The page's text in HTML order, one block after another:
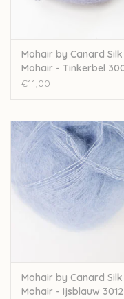
vesten, sjaals en
kleine collectie volop
fairtrade produceren
Nld 2,5-5mm
72% Kidmohair–28%
Handwas
Let op: de kleur op
Mohair by Canard Silk
Mohair - Tinkerbel
€11,00
Mohair by Canard Silk
Mohair - Ijsblauw 3012